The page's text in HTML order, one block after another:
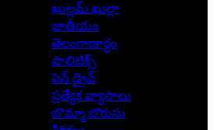
ఖుల్లమ్ ఖుల్లా
జాతీయం
తెలంగాణార్థం
పాలిటిక్స్
పెన్ డ్రైవ్
ప్రత్యేక వ్యాసాలు
బొమ్మా బొరుసు